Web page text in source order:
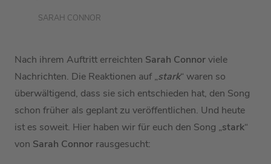
SARAH CONNOR
Nach ihrem Auftritt erreichten Sarah Connorviele
Nachrichten. Die Reaktionen auf „stark“ waren so
überwältigend, dass sie sich entschieden hat, den Song
schon früher als geplant zu veröffentlichen. Und heute
ist es soweit. Hier haben wir für euch den Song „stark“
von Sarah Connor rausgesucht: